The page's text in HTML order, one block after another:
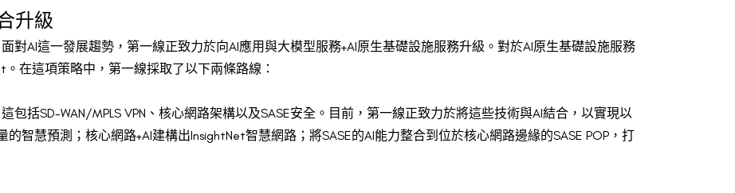
升級
對AI這一發展趨勢，第一線正致力於向AI應用與大模型服務+AI原生基礎設施服務升級。對於AI原生基礎設施服務
在這項策略中，第一線採取了以下兩條路線：
包括SD-WAN/MPLS VPN、核心網路架構以及SASE安全。目前，第一線正致力於將這些技術與AI結合，以實現以
的智慧預測；核心網路+AI建構出InsightNet智慧網路；將SASE的AI能力整合到位於核心網路邊緣的SASE POP，打